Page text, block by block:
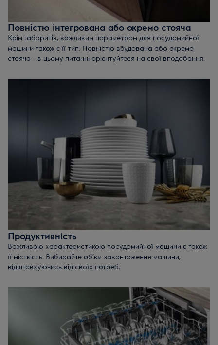
Повністю інтегрована або окремо стояча
Крім габаритів, важливим параметром для посудомийної
машини також є її тип. Повністю вбудована або окремо
стояча - в цьому питанні орієнтуйтеся на свої вподобання.
навіть найбільш лаконічний інтер'єр кухні. Ще одна
- функціональний пристрій із
лаконічним дизайном, який оцінять навіть найбільш
вибагливі естети. Така посудомийна машина вдало
доповнить інтер'єр будь-якої кухні.
Продуктивність
Важливою характеристикою посудомийної машини є також
її місткість. Вибирайте об’єм завантаження машини,
відштовхуючись від своїх потреб.
комплектів посуду. Інженери Electrolux створили
особливу конструкцію, яка дозволила розширити
місткість машини на 25%, зберігши при цьому
стандартні габарити пристрою.
Вузька посудомийна машина- техніка, яка займає
мінімум простору на вашій кухні, але при цьому